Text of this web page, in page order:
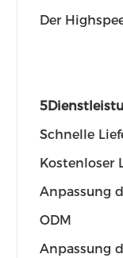
Der
Schnelle
Kostenloser
Anpassung
ODM
Anpassung